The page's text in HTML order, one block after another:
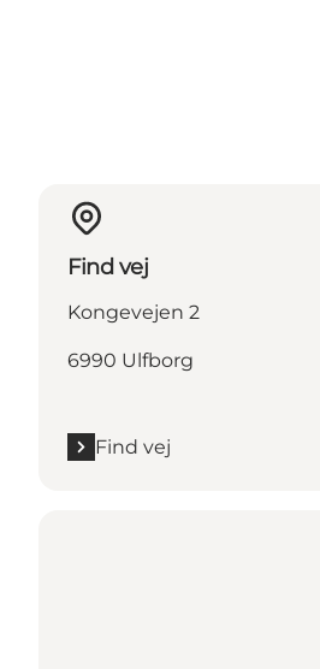
Find vej
Kongevejen 2
6990 Ulfborg
Find vej